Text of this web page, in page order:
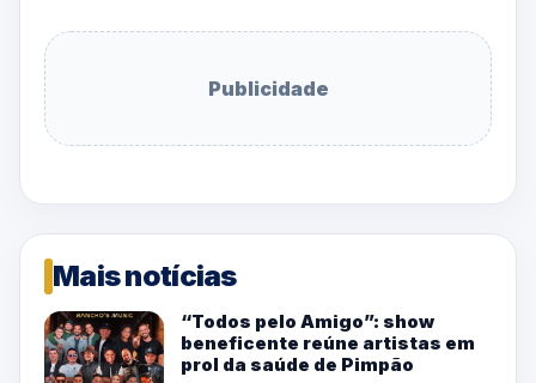
Publicidade
Mais notícias
“Todos pelo Amigo”: show
beneficente reúne artistas em
prol da saúde de Pimpão